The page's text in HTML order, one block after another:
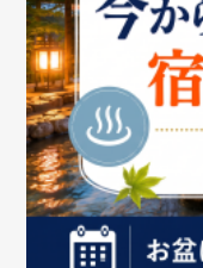
お問い合わせ消費税の
個人情報保護ポリシー
特定商取引法に基づく
商標について BIGLOBE